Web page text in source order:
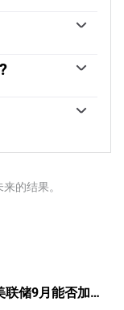
买黄金，以提
备可以成为一
，价值约700亿
上涨，使投资
黄金与风险资
价格，因其避险
尽管如此，由
的结果。
联储9月能否加